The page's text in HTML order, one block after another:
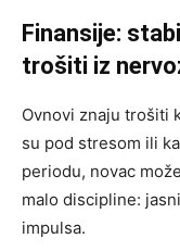
Finansije:
trošiti iz
Ovnovi znaju trošiti
su pod stresom ili
periodu, novac
malo discipline:
impulsa.